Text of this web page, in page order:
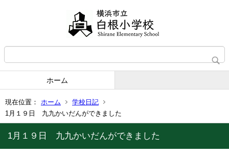
ホーム
現在位置： ホーム
学校日記
1月１９日 九九かいだんができました
1月１９日 九九かいだんができました